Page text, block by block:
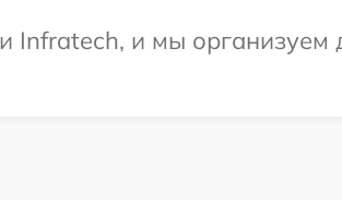
и мы организуем